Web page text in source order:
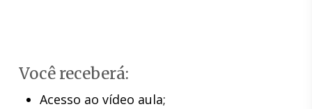
Você receberá:
Acesso ao vídeo aula;